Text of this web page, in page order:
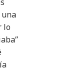
una
lo